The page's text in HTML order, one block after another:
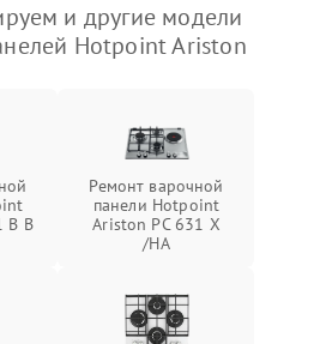
и другие модели
Hotpoint Ariston
B B
Ремонт варочной
панели Hotpoint
Ariston PC 631 X
/HA